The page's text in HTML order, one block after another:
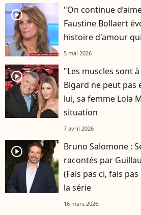
player2
"On continue
Faustine Bollaert
histoire d'amour
5 mai 2026
player2
"Les muscles sont
Bigard ne peut pas
lui, sa femme Lola
situation
7 avril 2026
player2
Bruno Salomone :
racontés par
(Fais pas ci, fais
la série
16 mars 2026